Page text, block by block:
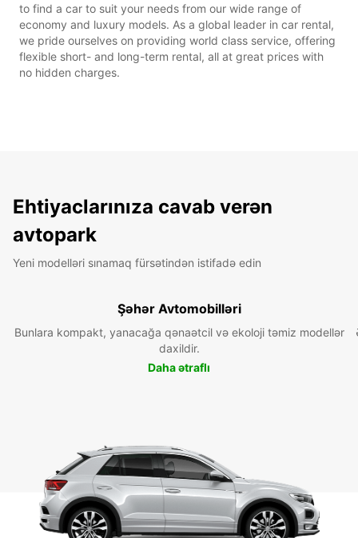
to find a car to suit your needs from our wide range of
economy and luxury models. As a global leader in car rental,
we pride ourselves on providing world class service, offering
flexible short- and long-term rental, all at great prices with
no hidden charges.
Ehtiyaclarınıza cavab verən
avtopark
Yeni modelləri sınamaq fürsətindən istifadə edin
Şəhər Avtomobilləri
Bunlara kompakt, yanacağa qənaətcil və ekoloji təmiz modellər
daxildir.
Daha ətraflı